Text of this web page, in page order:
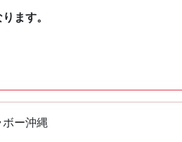
ます。
ー沖縄